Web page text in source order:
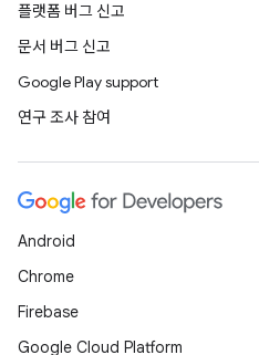
플랫폼 버그 신고
문서 버그 신고
Google Play support
연구 조사 참여
Android
Chrome
Firebase
Google Cloud Platform